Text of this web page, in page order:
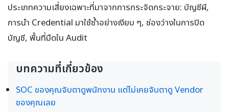
ประเภทความเสี่ยงเฉพาะที่มาจากการกระจัดกระจาย: บัญชีผี,
การนำ Credential มาใช้ซ้ำอย่างเงียบ ๆ, ช่องว่างในการปิด
บัญชี, พื้นที่มืดใน Audit
บทความที่เกี่ยวข้อง
SOC ของคุณจับตาดูพนักงาน แต่ไม่เคยจับตาดู Vendor
ของคุณเลย